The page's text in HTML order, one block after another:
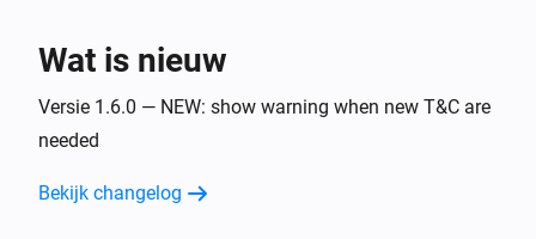
Apparaat is aan het bewegen
Batterijpercentage is veranderd
Wat is nieuw
Versie 1.6.0 — NEW: show warning when new T&C are
needed
Bekijk changelog